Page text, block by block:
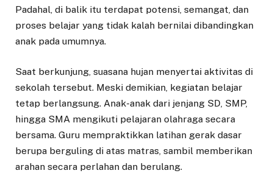
Padahal, di balik itu terdapat potensi, semangat, dan
proses belajar yang tidak kalah bernilai dibandingkan
anak pada umumnya.
Saat berkunjung, suasana hujan menyertai aktivitas di
sekolah tersebut. Meski demikian, kegiatan belajar
tetap berlangsung. Anak-anak dari jenjang SD, SMP,
hingga SMA mengikuti pelajaran olahraga secara
bersama. Guru mempraktikkan latihan gerak dasar
berupa berguling di atas matras, sambil memberikan
arahan secara perlahan dan berulang.